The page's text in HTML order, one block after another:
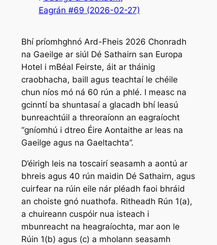
Eagrán #69 (2026-02-27)
Bhí príomhghnó Ard-Fheis 2026 Chonradh
na Gaeilge ar siúl Dé Sathairn san Europa
Hotel i mBéal Feirste, áit ar tháinig
craobhacha, baill agus teachtaí le chéile
chun níos mó ná 60 rún a phlé. I measc na
gcinntí ba shuntasaí a glacadh bhí leasú
bunreachtúil a threoraíonn an eagraíocht
“gníomhú i dtreo Éire Aontaithe ar leas na
Gaeilge agus na Gaeltachta”.
D’éirigh leis na toscairí seasamh a aontú ar
bhreis agus 40 rún maidin Dé Sathairn, agus
cuirfear na rúin eile nár pléadh faoi bhráid
an choiste gnó nuathofa. Ritheadh Rún 1(a),
a chuireann cuspóir nua isteach i
mbunreacht na heagraíochta, mar aon le
Rúin 1(b) agus (c) a mholann seasamh